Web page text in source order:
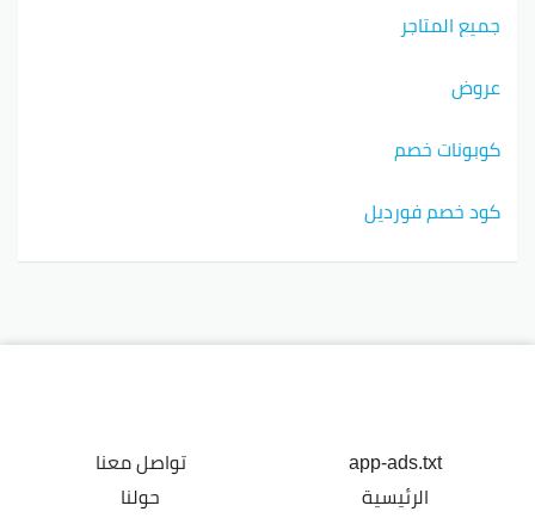
جميع المتاجر
عروض
كوبونات خصم
كود خصم فورديل
app-ads.txt
الرئيسية
تواصل معنا
حولنا